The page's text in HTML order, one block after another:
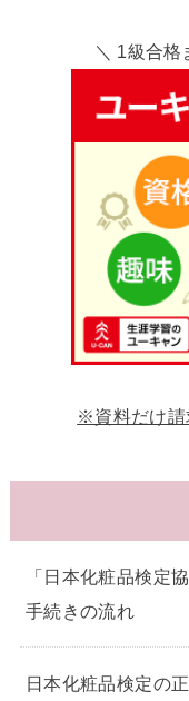
＼ 1級合格
※資料だけ請
「日本化粧品検定
手続きの流れ
日本化粧品検定の